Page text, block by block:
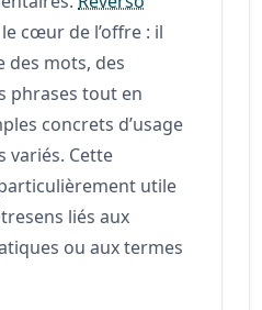
cœur de l’offre : il
des mots, des
phrases tout en
concrets d’usage
variés. Cette
utile
liés aux
ou aux termes